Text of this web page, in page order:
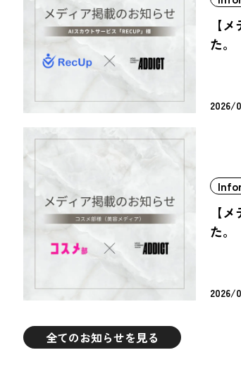
【
た。
2026/
【
た。
2026/
全てのお知らせを見る